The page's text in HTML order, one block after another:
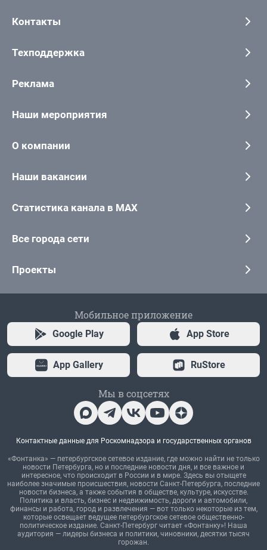
Контакты
Техподдержка
Реклама
Наши мероприятия
О компании
Наши вакансии
Статистика канала в MAX
Все города сети
Проекты
Мобильное приложение
Google Play App Store
App Gallery RuStore
Мы в соцсетях
Контактные данные для Роскомнадзора и государственных органов
«Фонтанка» — петербургское сетевое издание, где можно найти не только
новости Петербурга, но и последние новости дня, и все важное и
интересное, что происходит в России и в мире. Здесь вы отыщете
наиболее значимые происшествия, новости Санкт-Петербурга, последние
новости бизнеса, а также события в обществе, культуре, искусстве.
Политика и власть, бизнес и недвижимость, дороги и автомобили,
финансы и работа, город и развлечения — вот только некоторые из тем,
которые освещает ведущее петербургское сетевое общественно-
политическое издание. Санкт-Петербург читает «Фонтанку»! Наша
аудитория — лидеры бизнеса и политики, чиновники, десятки тысяч
горожан.